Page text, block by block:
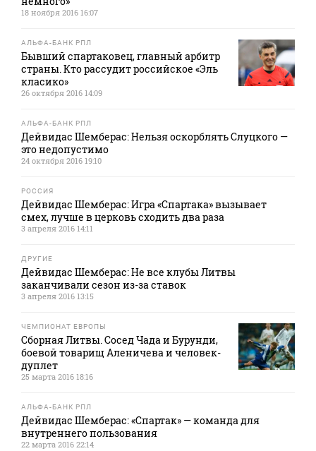
18 ноября 2016 16:07
АЛЬФА-БАНК РПЛ
Бывший спартаковец, главный арбитр
страны. Кто рассудит российское «Эль
класико»
26 октября 2016 14:09
АЛЬФА-БАНК РПЛ
Дейвидас Шемберас: Нельзя оскорблять Слуцкого —
это недопустимо
24 октября 2016 19:10
РОССИЯ
Дейвидас Шемберас: Игра «Спартака» вызывает
смех, лучше в церковь сходить два раза
3 апреля 2016 14:11
ДРУГИЕ
Дейвидас Шемберас: Не все клубы Литвы
заканчивали сезон из-за ставок
3 апреля 2016 13:15
ЧЕМПИОНАТ ЕВРОПЫ
Сборная Литвы. Сосед Чада и Бурунди,
боевой товарищ Аленичева и человек-
дуплет
25 марта 2016 18:16
АЛЬФА-БАНК РПЛ
Дейвидас Шемберас: «Спартак» — команда для
внутреннего пользования
22 марта 2016 22:14